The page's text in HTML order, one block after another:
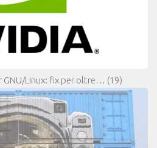
GNU/Linux: fix per oltre… (19)